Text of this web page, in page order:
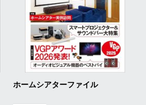
ホームシアターファイル